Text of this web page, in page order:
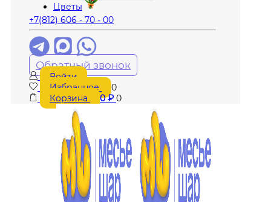
Цветы
+7(812) 606 - 70 - 00
Обратный звонок
Войти
Избранное
0
Корзина
0₽ 0